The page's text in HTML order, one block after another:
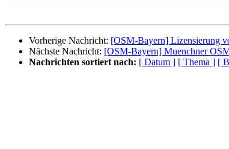
Vorherige Nachricht: [OSM-Bayern] Lizensierung
Nächste Nachricht: [OSM-Bayern] Muenchner
Nachrichten sortiert nach: [ Datum ] [ Thema ] [